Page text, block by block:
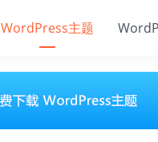
WordPress主题